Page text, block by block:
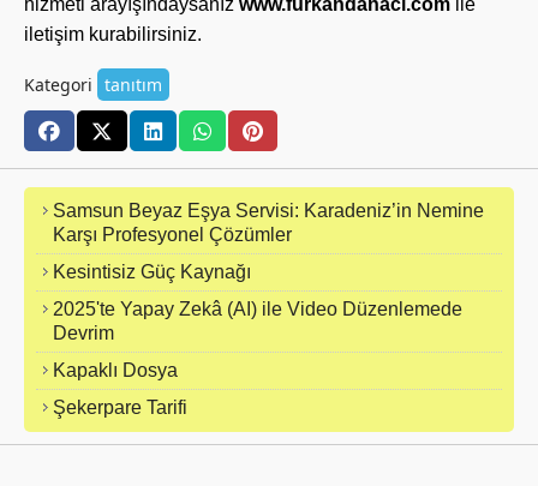
hizmeti arayışındaysanız www.furkandanaci.com ile
iletişim kurabilirsiniz.
Kategori tanıtım
Samsun Beyaz Eşya Servisi: Karadeniz’in Nemine
Karşı Profesyonel Çözümler
Kesintisiz Güç Kaynağı
2025'te Yapay Zekâ (AI) ile Video Düzenlemede
Devrim
Kapaklı Dosya
Şekerpare Tarifi